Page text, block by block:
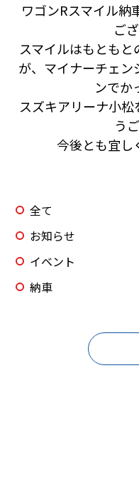
全て
お知らせ
イベント
納車
ワゴンRスマイル納
ご
スマイルはもとも
が、マイナーチェン
ンでか
スズキアリーナ小
う
今後とも宜し